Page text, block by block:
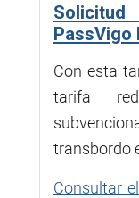
PassVigo
Con esta
tarifa
transbordo
Consultar